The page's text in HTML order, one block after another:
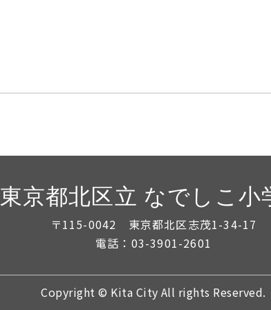
東京都北区立 なでしこ小
〒115-0042 東京都北区志茂1-34-17
電話：03-3901-2601
Copyright © Kita City All rights Reserved.